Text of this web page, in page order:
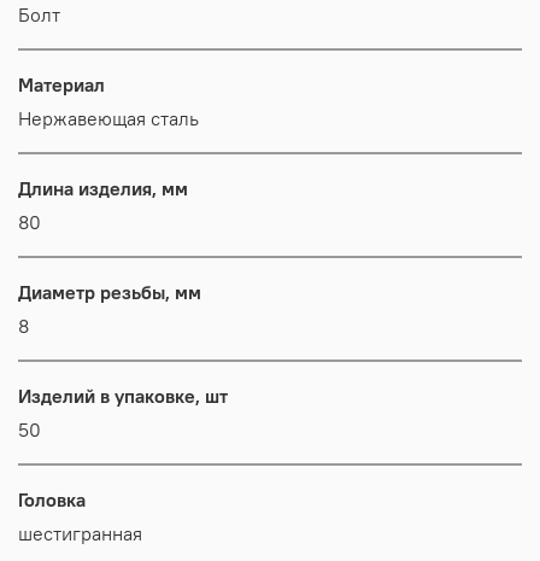
Болт
Материал
Нержавеющая сталь
Длина изделия, мм
80
Диаметр резьбы, мм
8
Изделий в упаковке, шт
50
Головка
шестигранная